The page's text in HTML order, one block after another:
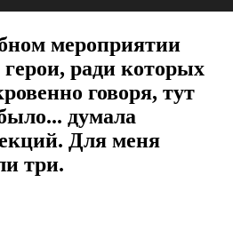
мероприятии
герои, ради которых
говоря, тут
думала
Для меня
три.